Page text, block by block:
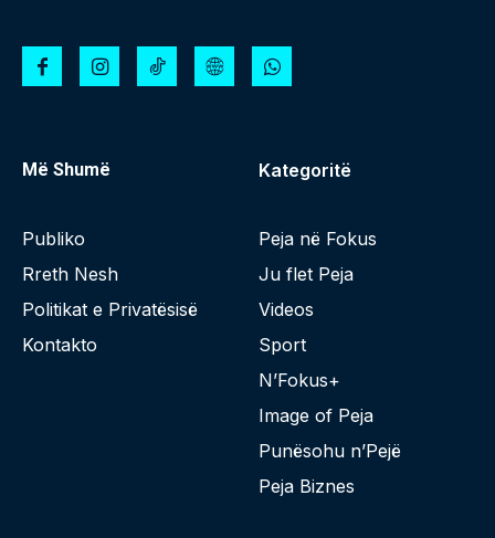
Më Shumë
Publiko
Rreth Nesh
Politikat e Privatësisë
Kontakto
Kategoritë
Peja në Fokus
Ju flet Peja
Videos
Sport
N’Fokus+
Image of Peja
Punësohu n’Pejë
Peja Biznes